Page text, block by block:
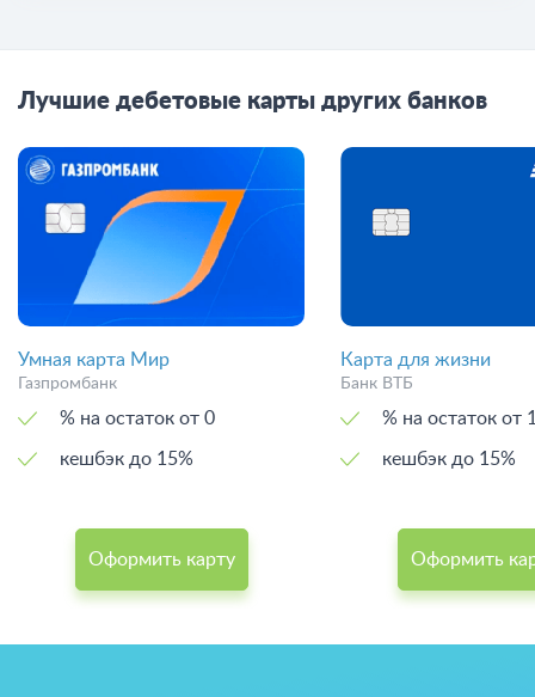
Лучшие дебетовые карты других банков
Умная карта Мир
Газпромбанк
% на остаток от 0
кешбэк до 15%
Оформить карту
Карта для жизни
Банк ВТБ
% на
кешбэк до 15%
Оформить